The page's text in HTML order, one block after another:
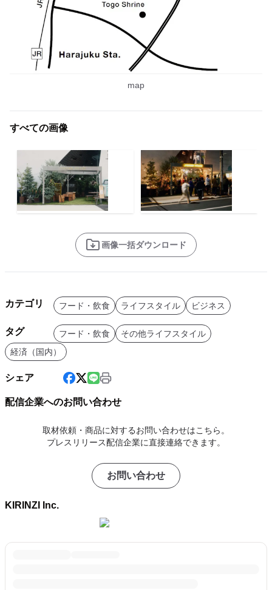
map
すべての画像
画像一括ダウンロード
カテゴリ フード・飲食 ライフスタイル ビジネス
タグ フード・飲食
その他ライフスタイル
経済（国内）
シェア
配信企業へのお問い合わせ
取材依頼・商品に対するお問い合わせはこちら。
プレスリリース配信企業に直接連絡できます。
お問い合わせ
KIRINZI Inc.